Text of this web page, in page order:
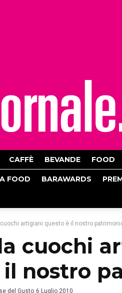
CAFFÈ BEVANDE FOOD
FOOD BARAWARDS
artigiani questo è il nostro
cuochi
il nostro
del Gusto 6 Luglio 2010